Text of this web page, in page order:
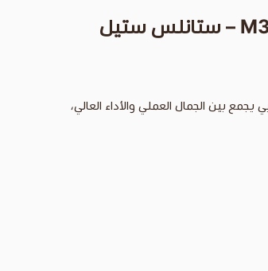
يجمع بين الجمال العملي والأداء العالي،